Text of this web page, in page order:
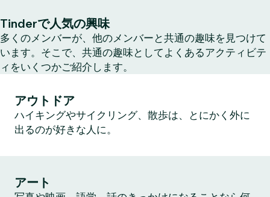
Tinderで人気の興味
多くのメンバーが、他のメンバーと共通の趣味を見つけて
います。そこで、共通の趣味としてよくあるアクティビテ
ィをいくつかご紹介します。
アウトドア
ハイキングやサイクリング、散歩は、とにかく外に
出るのが好きな人に。
アート